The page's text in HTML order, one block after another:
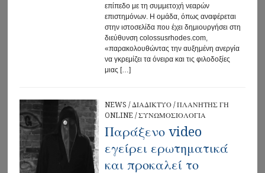
επίπεδο με τη συμμετοχή νεαρών
επιστημόνων. Η ομάδα, όπως αναφέρεται
στην ιστοσελίδα που έχει δημιουργήσει στη
διεύθυνση colossusrhodes.com,
«παρακολουθώντας την αυξημένη ανεργία
να γκρεμίζει τα όνειρα και τις φιλοδοξίες
μιας […]
NEWS /ΔΙΑΔΙΚΤΥΟ/ΠΛΑΝΗΤΗΣ ΓΗ
ONLINE/ΣΥΝΩΜΟΣΙΟΛΟΓΙΑ
Παράξενο video
εγείρει ερωτηματικά
και προκαλεί το